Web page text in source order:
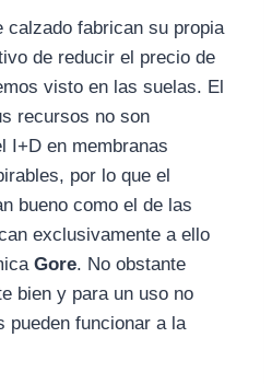
calzado fabrican su propia
de reducir el precio de
visto en las suelas. El
recursos no son
I+D en membranas
por lo que el
bueno como el de las
exclusivamente a ello
Gore. No obstante
bien y para un uso no
pueden funcionar a la